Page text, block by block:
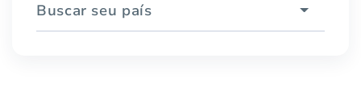
Buscar seu país